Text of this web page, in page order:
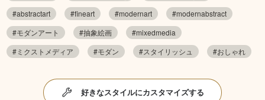
#abstractart
#fineart #modernart
#modernabstract
#モダンアート
#抽象絵画
#mixedmedia
#ミクストメディア
#モダン #スタイリッシュ #おしゃれ
好きなスタイルにカスタマイズする